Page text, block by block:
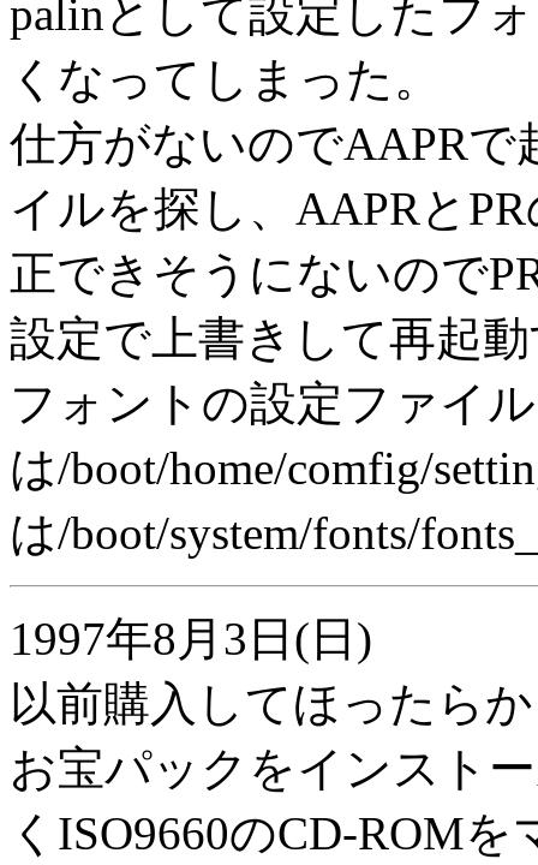
palinとして設定したフ
くなってしまった。
仕方がないのでAAPR
イルを探し、AAPRと
正できそうにないので
設定で上書きして再起
フォントの設定ファイ
は/boot/home/comfig/
は/boot/system/fonts/
1997年8月3日(日)
以前購入してほったら
お宝パックをインスト
くISO9660のCD-ROM